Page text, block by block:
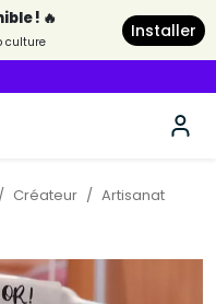
! 🔥
culture
Installer
Créateur
Artisanat